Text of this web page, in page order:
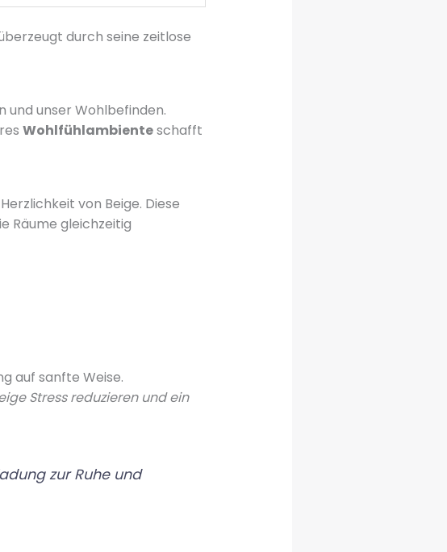
durch seine zeitlose
und unser Wohlbefinden.
Wohlfühlambienteschafft
von Beige. Diese
Räume gleichzeitig
auf sanfte Weise.
Stress reduzieren und ein
zur Ruhe und